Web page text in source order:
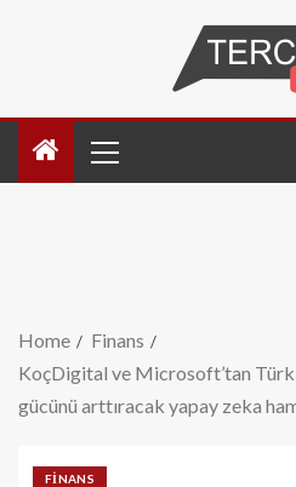
Home
Finans
KoçDigital ve Microsoft’tan
gücünü arttıracak yapay zeka
FINANS